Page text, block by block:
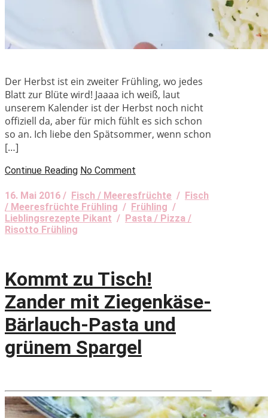
Der Herbst ist ein zweiter Frühling, wo jedes
Blatt zur Blüte wird! Jaaaa ich weiß, laut
unserem Kalender ist der Herbst noch nicht
offiziell da, aber für mich fühlt es sich schon
so an. Ich liebe den Spätsommer, wenn schon
[…]
Continue Reading No Comment
16. Mai 2016 / Fisch / Meeresfrüchte / Fisch
/ Meeresfrüchte Frühling / Frühling /
Lieblingsrezepte Pikant / Pasta / Pizza /
Risotto Frühling
Kommt zu Tisch!
Zander mit Ziegenkäse-
Bärlauch-Pasta und
grünem Spargel